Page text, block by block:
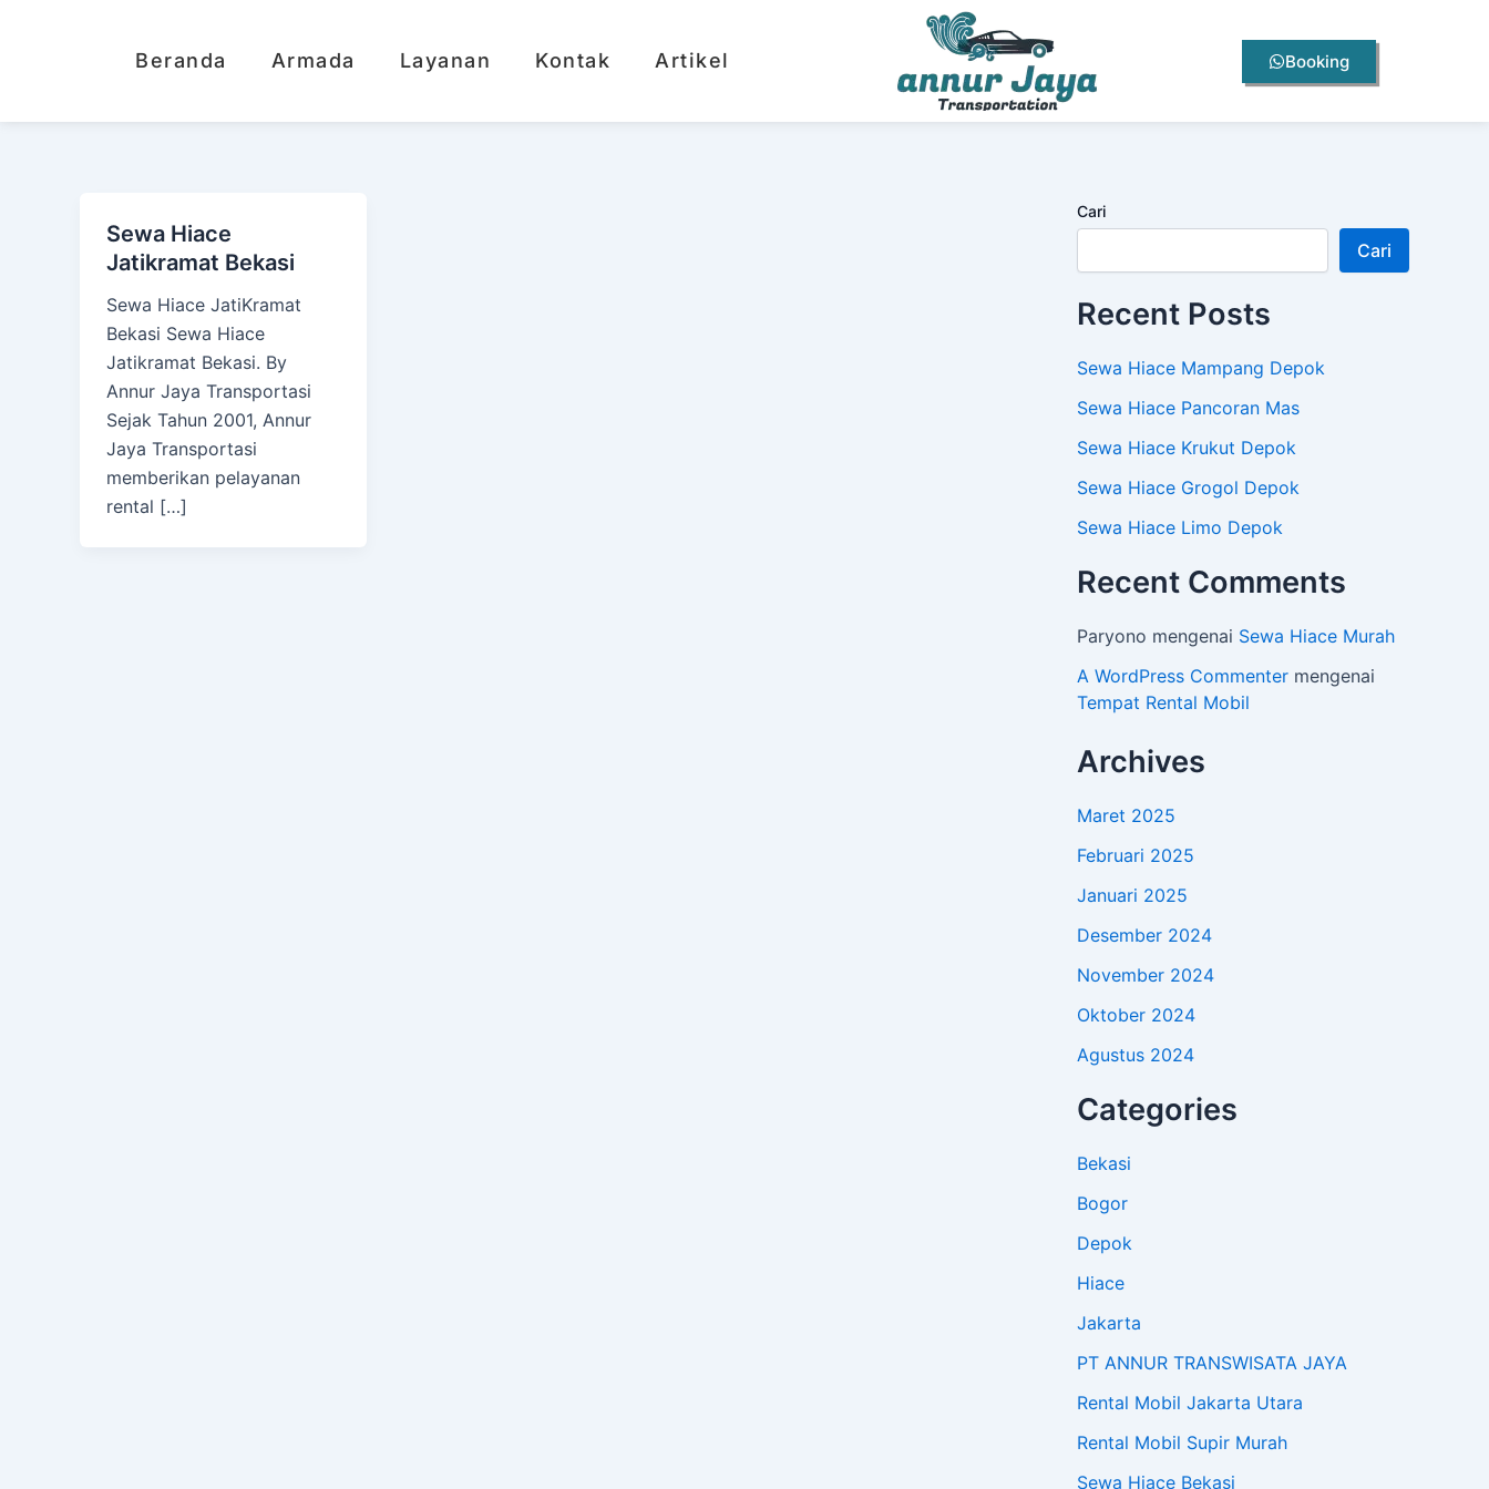
Beranda Armada Layanan Kontak Artikel Booking
Sewa Hiace
Jatikramat Bekasi
Sewa Hiace JatiKramat
Bekasi Sewa Hiace
Jatikramat Bekasi. By
Annur Jaya Transportasi
Sejak Tahun 2001, Annur
Jaya Transportasi
memberikan pelayanan
rental […]
Cari
Cari
Recent Posts
Sewa Hiace Mampang Depok
Sewa Hiace Pancoran Mas
Sewa Hiace Krukut Depok
Sewa Hiace Grogol Depok
Sewa Hiace Limo Depok
Recent Comments
Paryono mengenai Sewa Hiace Murah
A WordPress Commenter mengenai
Tempat Rental Mobil
Archives
Maret 2025
Februari 2025
Januari 2025
Desember 2024
November 2024
Oktober 2024
Agustus 2024
Categories
Bekasi
Bogor
Depok
Hiace
Jakarta
PT ANNUR TRANSWISATA JAYA
Rental Mobil Jakarta Utara
Rental Mobil Supir Murah
Sewa Hiace Bekasi